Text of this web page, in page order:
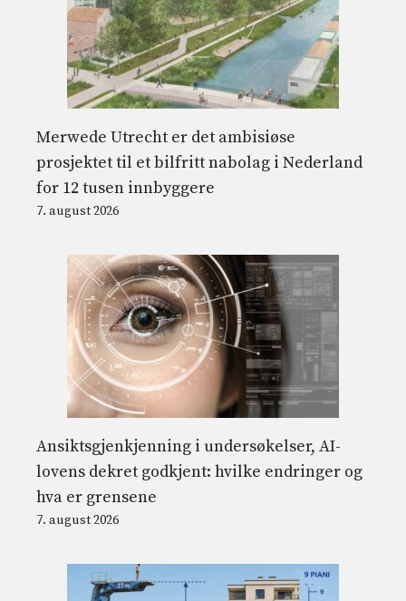
Merwede Utrecht er det ambisiøse
prosjektet til et bilfritt nabolag i Nederland
for 12 tusen innbyggere
7. august 2026
Ansiktsgjenkjenning i undersøkelser, AI-
lovens dekret godkjent: hvilke endringer og
hva er grensene
7. august 2026